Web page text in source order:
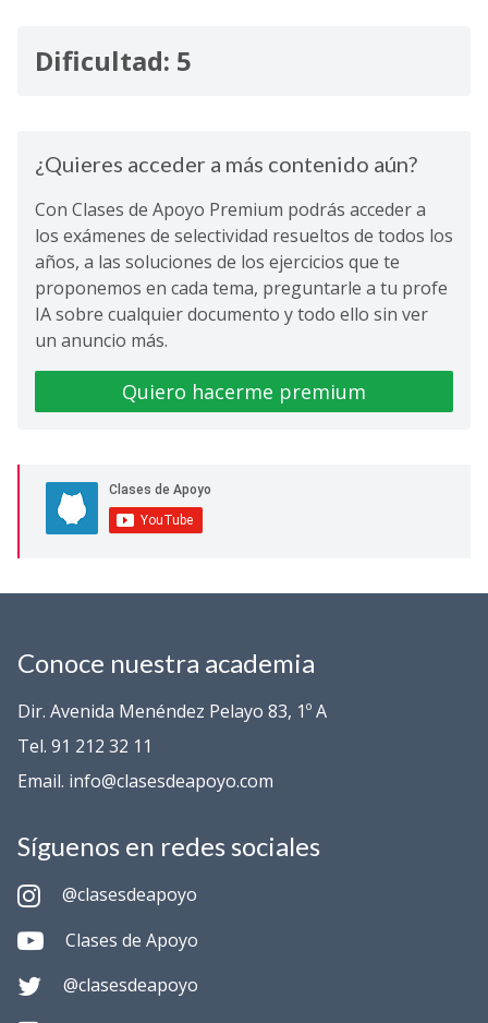
Dificultad: 5
¿Quieres acceder a más contenido aún?
Con Clases de Apoyo Premium podrás acceder a
los exámenes de selectividad resueltos de todos los
años, a las soluciones de los ejercicios que te
proponemos en cada tema, preguntarle a tu profe
IA sobre cualquier documento y todo ello sin ver
un anuncio más.
Quiero hacerme premium
Conoce nuestra academia
Dir. Avenida Menéndez Pelayo 83, 1º A
Tel. 91 212 32 11
Email. info@clasesdeapoyo.com
Síguenos en redes sociales
@clasesdeapoyo
Clases de Apoyo
@clasesdeapoyo